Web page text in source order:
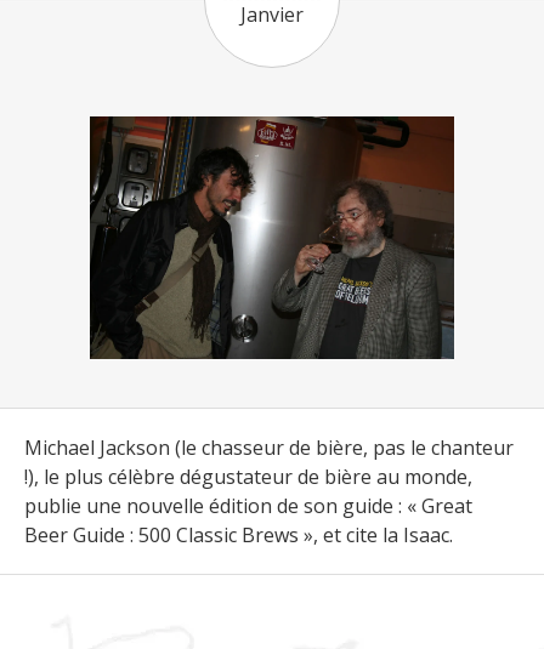
Michael Jackson (le chasseur de bière, pas le chanteur
!), le plus célèbre dégustateur de bière au monde,
publie une nouvelle édition de son guide : « Great
Beer Guide : 500 Classic Brews », et cite la Isaac.
Janvier